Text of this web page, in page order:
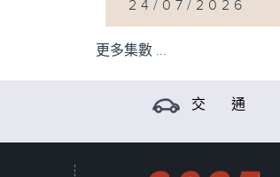
24/07/2026
更多集數 ...
交 通